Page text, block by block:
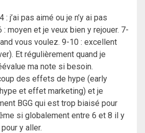
: j’ai pas aimé ou je n’y ai pas
: moyen et je veux bien y rejouer. 7-
vous voulez. 9-10 : excellent
Et régulièrement quand je
ma note si besoin.
des effets de hype (early
et effet marketing) et je
BGG qui est trop biaisé pour
si globalement entre 6 et 8 il y
y aller.